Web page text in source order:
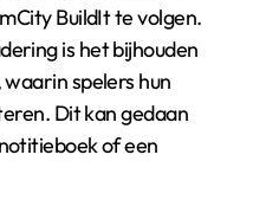
BuildIt te volgen.
is het bijhouden
spelers hun
Dit kan gedaan
of een